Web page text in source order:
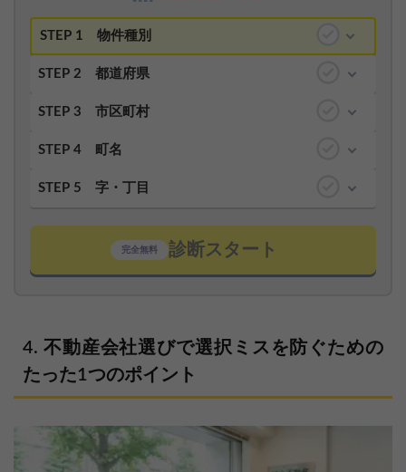
STEP 1 物件種別
STEP 2 都道府県
STEP 3 市区町村
STEP 4 町名
STEP 5 字・丁目
完全無料 診断スタート
不動産会社選びで選択ミスを防ぐための
たった1つのポイント